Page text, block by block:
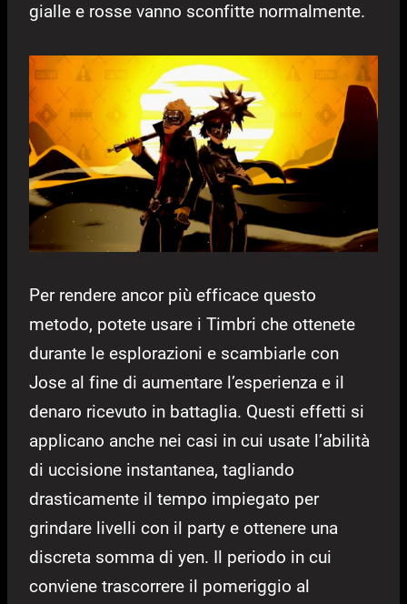
gialle e rosse vanno sconfitte normalmente.
Per rendere ancor più efficace questo
metodo, potete usare i Timbri che ottenete
durante le esplorazioni e scambiarle con
Jose al fine di aumentare l’esperienza e il
denaro ricevuto in battaglia. Questi effetti si
applicano anche nei casi in cui usate l’abilità
di uccisione instantanea, tagliando
drasticamente il tempo impiegato per
grindare livelli con il party e ottenere una
discreta somma di yen. Il periodo in cui
conviene trascorrere il pomeriggio al